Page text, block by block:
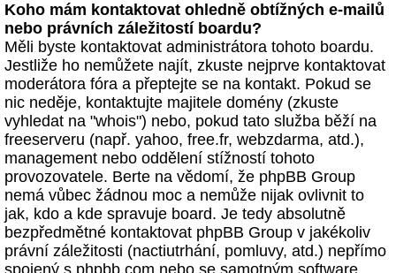
Koho mám kontaktovat ohledně obtížných e-mailů
nebo právních záležitostí boardu?
Měli byste kontaktovat administrátora tohoto boardu.
Jestliže ho nemůžete najít, zkuste nejprve kontaktovat
moderátora fóra a přeptejte se na kontakt. Pokud se
nic neděje, kontaktujte majitele domény (zkuste
vyhledat na "whois") nebo, pokud tato služba běží na
freeserveru (např. yahoo, free.fr, webzdarma, atd.),
management nebo oddělení stížností tohoto
provozovatele. Berte na vědomí, že phpBB Group
nemá vůbec žádnou moc a nemůže nijak ovlivnit to
jak, kdo a kde spravuje board. Je tedy absolutně
bezpředmětné kontaktovat phpBB Group v jakékoliv
právní záležitosti (nactiutrhání, pomluvy, atd.) nepřímo
spojený s phpbb.com nebo se samotným software